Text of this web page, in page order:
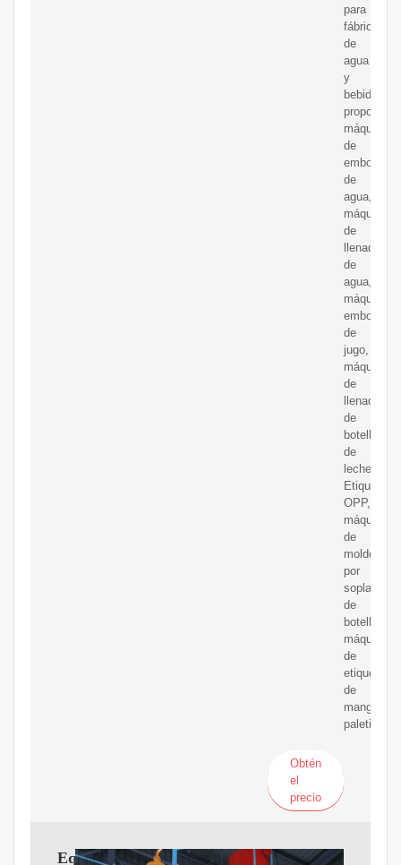
para
fábricas
de
agua
y
bebidas,
máquina
de
de
agua,
máquina
de
llenado
de
agua,
máquina
de
jugo,
máquina
de
llenado
de
botellas
de
leche,
OPP,
máquina
de
moldeo
por
soplado
de
botellas,
máquina
de
etiquetado
de
manga,
paletizador
Obtén
el
precio
Equipos